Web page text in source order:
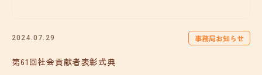
2024.07.29 事務局お知らせ
第61回社会貢献者表彰式典